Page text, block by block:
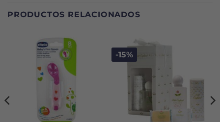
PRODUCTOS RELACIONADOS
-15%